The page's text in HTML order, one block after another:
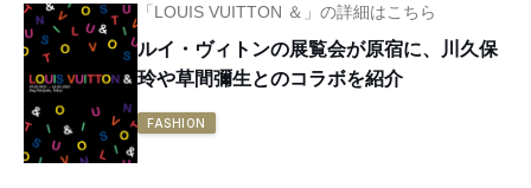
「LOUIS VUITTON ＆」の詳細はこちら
ルイ・ヴィトンの展覧会が原宿に、川久保
玲や草間彌生とのコラボを紹介
FASHION